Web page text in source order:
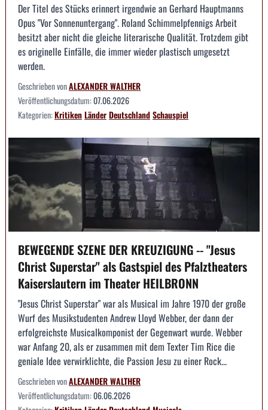
Der Titel des Stücks erinnert irgendwie an Gerhard Hauptmanns
Opus "Vor Sonnenuntergang". Roland Schimmelpfennigs Arbeit
besitzt aber nicht die gleiche literarische Qualität. Trotzdem gibt
es originelle Einfälle, die immer wieder plastisch umgesetzt
werden.
Geschrieben vonALEXANDER WALTHER
Veröffentlichungsdatum:07.06.2026
Kategorien:KritikenLänderDeutschlandSchauspiel
BEWEGENDE SZENE DER KREUZIGUNG -- "Jesus
Christ Superstar" als Gastspiel des Pfalztheaters
Kaiserslautern im Theater HEILBRONN
"Jesus Christ Superstar" war als Musical im Jahre 1970 der große
Wurf des Musikstudenten Andrew Lloyd Webber, der dann der
erfolgreichste Musicalkomponist der Gegenwart wurde. Webber
war Anfang 20, als er zusammen mit dem Texter Tim Rice die
geniale Idee verwirklichte, die Passion Jesu zu einer Rock...
Geschrieben vonALEXANDER WALTHER
Veröffentlichungsdatum:06.06.2026